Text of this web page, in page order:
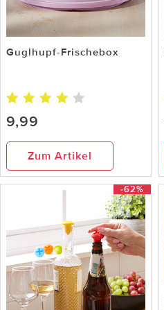
Guglhupf-Frischebox
9,99
Zum Artikel
-62%